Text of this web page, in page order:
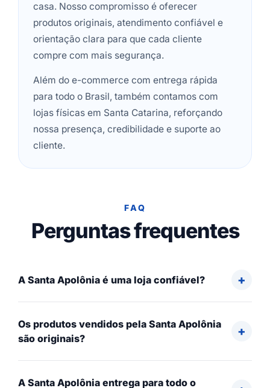
casa. Nosso compromisso é oferecer
produtos originais, atendimento confiável e
orientação clara para que cada cliente
compre com mais segurança.
Além do e-commerce com entrega rápida
para todo o Brasil, também contamos com
lojas físicas em Santa Catarina, reforçando
nossa presença, credibilidade e suporte ao
cliente.
FAQ
Perguntas frequentes
A Santa Apolônia é uma loja confiável?
Os produtos vendidos pela Santa Apolônia
são originais?
A Santa Apolônia entrega para todo o